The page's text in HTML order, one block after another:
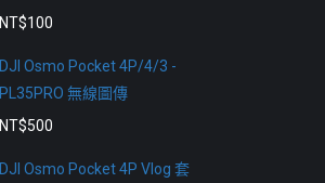
NT$100
DJI Osmo Pocket 4P/4/3 -
PL35PRO 無線圖傳
NT$500
DJI Osmo Pocket 4P Vlog 套